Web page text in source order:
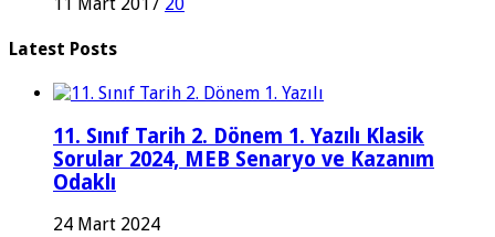
11 Mart 2017 20
Latest Posts
11. Sınıf Tarih 2. Dönem 1. Yazılı Klasik
Sorular 2024, MEB Senaryo ve Kazanım
Odaklı
24 Mart 2024